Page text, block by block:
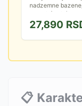
nadzemne
garantuje stalnu
27,890
📋